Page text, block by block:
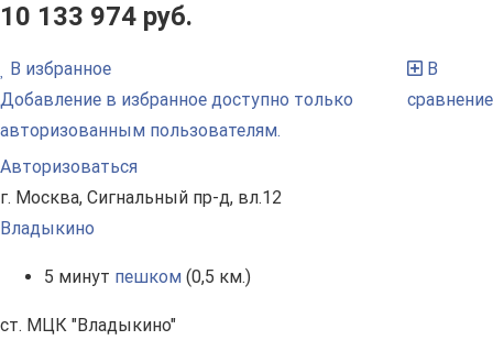
10 133 974 руб.
В избранное
Добавление в избранное доступно только
авторизованным пользователям.
Авторизоваться
В
сравнение
г. Москва, Сигнальный пр-д, вл.12
Владыкино
5 минут пешком (0,5 км.)
ст. МЦК "Владыкино"